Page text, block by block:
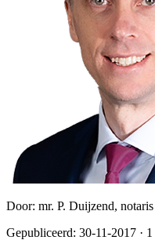
Door: mr. P. Duijzend, notaris
Gepubliceerd: 30-11-2017 · 1